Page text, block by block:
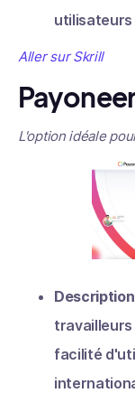
utilisateurs
Aller sur Skrill
Payoneer
L'option idéale
Description
travailleurs
facilité